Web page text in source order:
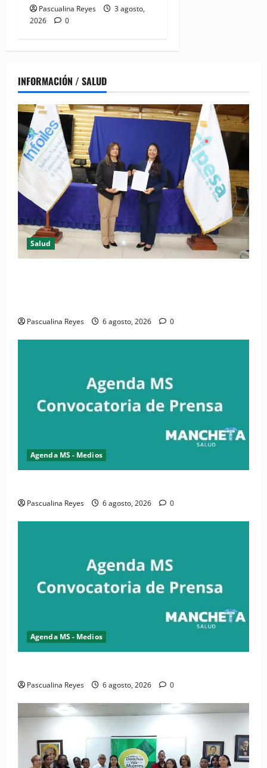
Pascualina Reyes
3 agosto,
2026
0
INFORMACIÓN / SALUD
Salud
Pascualina Reyes 6 agosto, 2026 0
Agenda MS - Medios
Pascualina Reyes 6 agosto, 2026 0
Agenda MS - Medios
Pascualina Reyes 6 agosto, 2026 0